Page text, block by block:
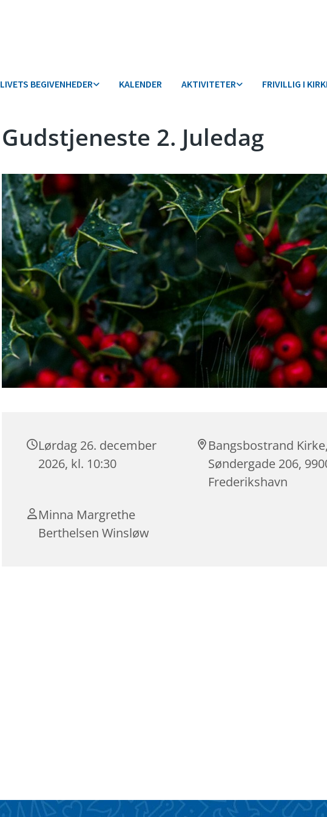
LIVETS BEGIVENHEDER KALENDER AKTIVITETER FRIVILLIG I
Gudstjeneste 2. Juledag
Lørdag 26. december
2026, kl. 10:30
Bangsbostrand
Søndergade 206,
Frederikshavn
Minna Margrethe
Berthelsen Winsløw